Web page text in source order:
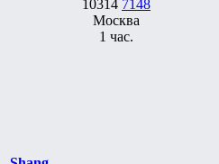
10314 7148
Москва
1 час.